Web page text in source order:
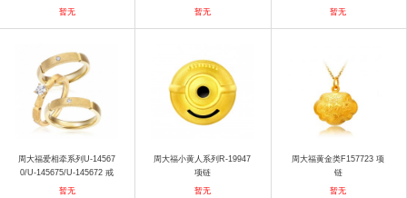
暂无
暂无
暂无
周大福爱相牵系列U-14567
0/U-145675/U-145672 戒
指
暂无
周大福小黄人系列R-19947
项链
暂无
周大福黄金类F157723 项
链
暂无